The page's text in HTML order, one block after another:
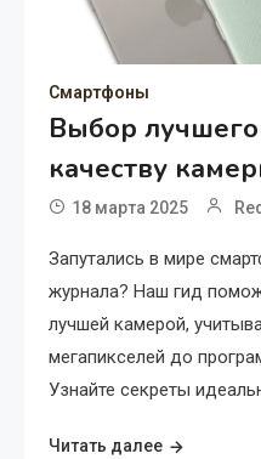
Смартфоны
Выбор
качеству
18 марта 2025
Запутались в мире
журнала? Наш гид
лучшей камерой,
мегапикселей до
Узнайте секреты
Читать далее